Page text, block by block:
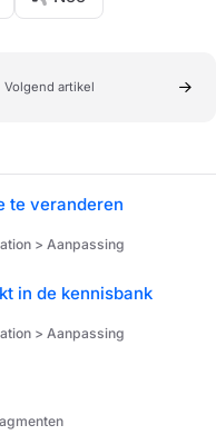
Volgend artikel
te veranderen
> Aanpassing
in de kennisbank
> Aanpassing